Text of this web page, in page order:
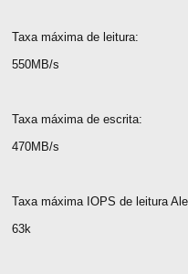
Taxa máxima de leitura:
550MB/s
Taxa máxima de escrita:
470MB/s
Taxa máxima IOPS de leitura
63k